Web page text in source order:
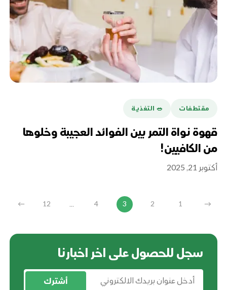
مقتطفات 🥗 التغذية
قهوة نواة التمر بين الفوائد العجيبة وخلوها
من الكافيين!
أكتوبر 21, 2025
→
1
2
3
4
...
12
←
سجل للحصول على اخر اخبارنا
أشترك